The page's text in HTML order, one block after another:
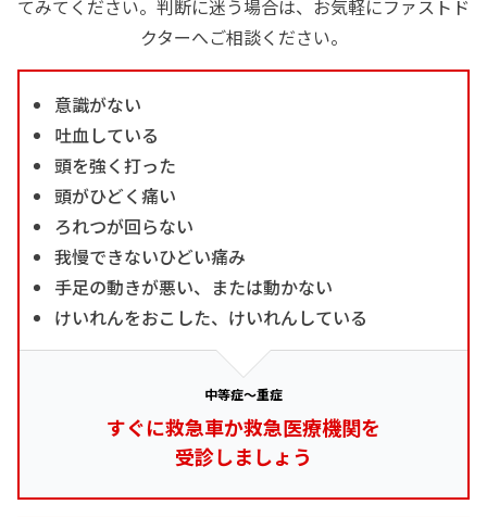
てみてください。判断に迷う場合は、お気軽にファストド
クターへご相談ください。
意識がない
吐血している
頭を強く打った
頭がひどく痛い
ろれつが回らない
我慢できないひどい痛み
手足の動きが悪い、または動かない
けいれんをおこした、けいれんしている
中等症～重症
すぐに救急車か救急医療機関を
受診しましょう